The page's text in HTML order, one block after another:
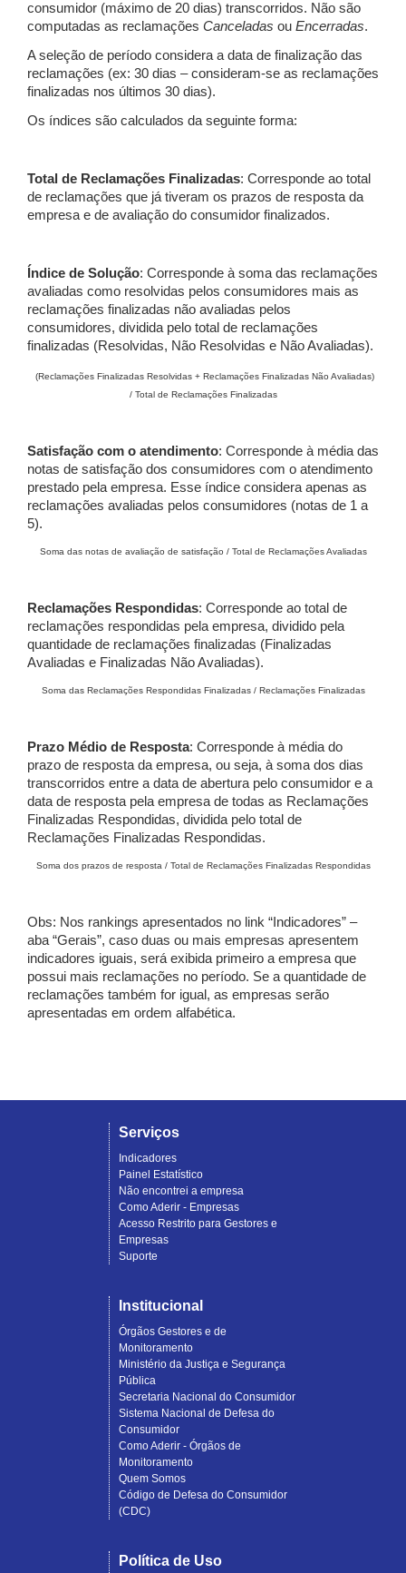
consumidor (máximo de 20 dias) transcorridos. Não são
computadas as reclamações Canceladas ou Encerradas.
A seleção de período considera a data de finalização das
reclamações (ex: 30 dias – consideram-se as reclamações
finalizadas nos últimos 30 dias).
Os índices são calculados da seguinte forma:
Total de Reclamações Finalizadas: Corresponde ao total
de reclamações que já tiveram os prazos de resposta da
empresa e de avaliação do consumidor finalizados.
Índice de Solução: Corresponde à soma das reclamações
avaliadas como resolvidas pelos consumidores mais as
reclamações finalizadas não avaliadas pelos
consumidores, dividida pelo total de reclamações
finalizadas (Resolvidas, Não Resolvidas e Não Avaliadas).
(Reclamações Finalizadas Resolvidas + Reclamações Finalizadas Não Avaliadas)
/ Total de Reclamações Finalizadas
Satisfação com o atendimento: Corresponde à média das
notas de satisfação dos consumidores com o atendimento
prestado pela empresa. Esse índice considera apenas as
reclamações avaliadas pelos consumidores (notas de 1 a
5).
Soma das notas de avaliação de satisfação / Total de Reclamações Avaliadas
Reclamações Respondidas: Corresponde ao total de
reclamações respondidas pela empresa, dividido pela
quantidade de reclamações finalizadas (Finalizadas
Avaliadas e Finalizadas Não Avaliadas).
Soma das Reclamações Respondidas Finalizadas / Reclamações Finalizadas
Prazo Médio de Resposta: Corresponde à média do
prazo de resposta da empresa, ou seja, à soma dos dias
transcorridos entre a data de abertura pelo consumidor e a
data de resposta pela empresa de todas as Reclamações
Finalizadas Respondidas, dividida pelo total de
Reclamações Finalizadas Respondidas.
Soma dos prazos de resposta / Total de Reclamações Finalizadas Respondidas
Obs: Nos rankings apresentados no link “Indicadores” –
aba “Gerais”, caso duas ou mais empresas apresentem
indicadores iguais, será exibida primeiro a empresa que
possui mais reclamações no período. Se a quantidade de
reclamações também for igual, as empresas serão
apresentadas em ordem alfabética.
Serviços
Indicadores
Painel Estatístico
Não encontrei a empresa
Como Aderir - Empresas
Acesso Restrito para Gestores e
Empresas
Suporte
Institucional
Órgãos Gestores e de
Monitoramento
Ministério da Justiça e Segurança
Pública
Secretaria Nacional do Consumidor
Sistema Nacional de Defesa do
Consumidor
Como Aderir - Órgãos de
Monitoramento
Quem Somos
Código de Defesa do Consumidor
(CDC)
Política de Uso